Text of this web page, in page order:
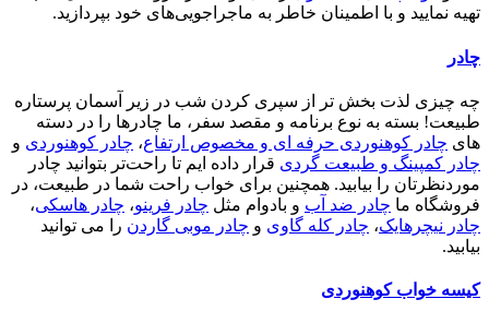
تهیه نمایید و با اطمینان خاطر به ماجراجویی‌های خود بپردازید.
چادر
چه چیزی لذت بخش تر از سپری کردن شب در زیر آسمان پرستاره
طبیعت! بسته به نوع برنامه و مقصد سفر، ما چادرها را در دسته
های چادر کوهنوردی حرفه ای و مخصوص ارتفاع، چادر کوهنوردی و
چادر کمپینگ و طبیعت گردی قرار داده ایم تا راحت‌تر بتوانید چادر
موردنظرتان را بیابید. همچنین برای خواب راحت شما در طبیعت، در
فروشگاه ما چادر ضد آب و بادوام مثل چادر فرینو، چادر هاسکی،
چادر نیچرهایک، چادر کله گاوی و چادر موبی گاردن را می توانید
بیابید.
کیسه خواب کوهنوردی